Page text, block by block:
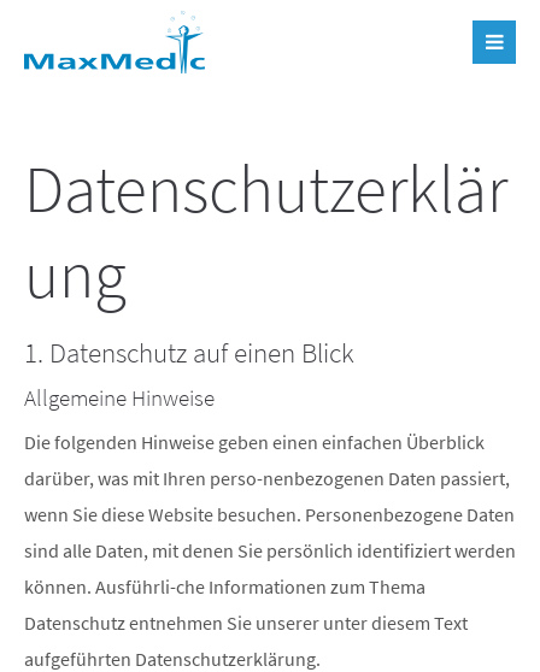
Datenschutzerklär
ung
1. Datenschutz auf einen Blick
Allgemeine Hinweise
Die folgenden Hinweise geben einen einfachen Überblick
darüber, was mit Ihren perso-nenbezogenen Daten passiert,
wenn Sie diese Website besuchen. Personenbezogene Daten
sind alle Daten, mit denen Sie persönlich identifiziert werden
können. Ausführli-che Informationen zum Thema
Datenschutz entnehmen Sie unserer unter diesem Text
aufgeführten Datenschutzerklärung.